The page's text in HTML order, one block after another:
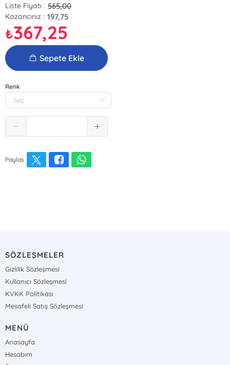
Liste Fiyatı : 565,00
Kazancınız : 197,75
₺367,25
Sepete Ekle
Renk
Paylaş
SÖZLEŞMELER
Gizlilik Sözleşmesi
Kullanıcı Sözleşmesi
KVKK Politikası
Mesafeli Satış Sözleşmesi
MENÜ
Anasayfa
Hesabım